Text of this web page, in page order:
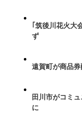
｢筑後川花火大
ず
遠賀町が商品券
田川市がコミ
に